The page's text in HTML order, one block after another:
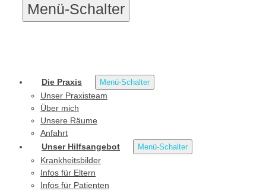
Menü-Schalter
Die Praxis Menü-Schalter
Unser Praxisteam
Über mich
Unsere Räume
Anfahrt
Unser Hilfsangebot
Menü-Schalter
Krankheitsbilder
Infos für Eltern
Infos für Patienten